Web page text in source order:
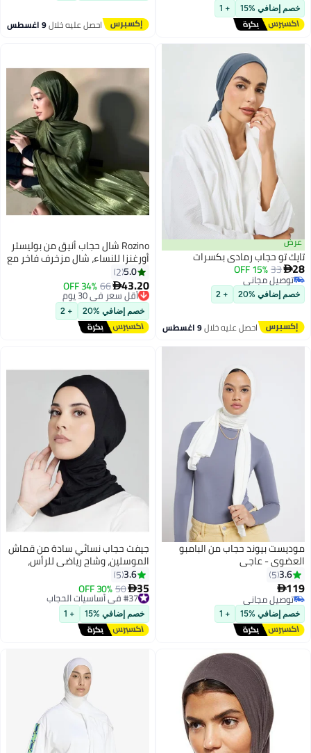
توصيل مجاني
خصم إضافي %15 + 1
احصل عليه خلال9 اغسطس
عرض
تايك تو حجاب رمادي بكسرات
28
33
15% OFF
توصيل مجاني
توصيل مجاني
خصم إضافي %20 + 2
احصل عليه خلال9 اغسطس
Rozino شال حجاب أنيق من بوليستر
أورغنزا للنساء، شال مزخرف فاخر مع
طيات لامعة، لون موحد، غير قابل
للتمدد، حرفة منسوجة، إكسسوار
زينة للحفلات، رمضان، بدون ريش
5.0
2
43.20
66
34% OFF
أقل سعر في 30 يوم
توصيل مجاني
أقل سعر في 30 يوم
خصم إضافي %20 + 2
7
موديست بيوند حجاب من البامبو
العضوي - عاجي
3.6
5
119
توصيل مجاني
توصيل مجاني
خصم إضافي %15 + 1
جيفت حجاب نسائي سادة من قماش
الموسلين، وشاح رياضي للرأس،
وشاح تحتي سادة، وشاح عمامة،
إكسسوار رمضاني.
3.6
5
35
50
30% OFF #37 في أساسيات الحجاب
توصيل مجاني
#37 في أساسيات الحجاب
خصم إضافي %15 + 1